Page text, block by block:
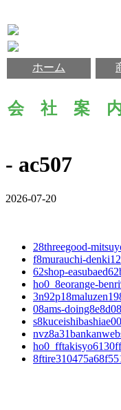
ホーム
会 社 案
- ac507
2026-07-20
28threegood-
f8murauchi-
62shop-
ho0_8eorange-
08ams-